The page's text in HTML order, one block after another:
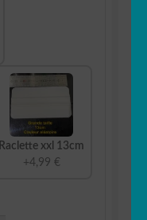
Raclette xxl 13cm
+4,99 €